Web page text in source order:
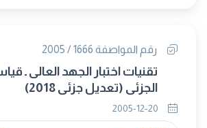
رقم المواصفة 1666 / 2005
تقنيات اختبار الجهد العالى ـ
الجزئى (تعديل جزئى 2018)